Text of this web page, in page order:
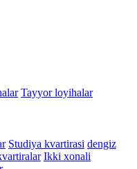
Tayyor loyihalar
Studiya kvartirasi dengiz
Ikki xonali